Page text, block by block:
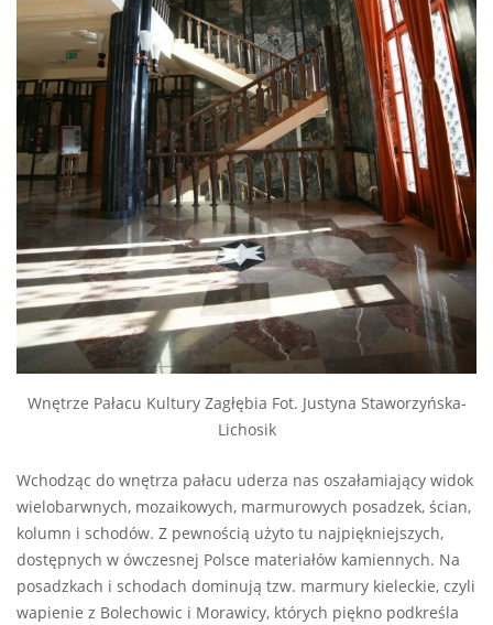
Wnętrze Pałacu Kultury Zagłębia Fot. Justyna Staworzyńska-
Lichosik
Wchodząc do wnętrza pałacu uderza nas oszałamiający widok
wielobarwnych, mozaikowych, marmurowych posadzek, ścian,
kolumn i schodów. Z pewnością użyto tu najpiękniejszych,
dostępnych w ówczesnej Polsce materiałów kamiennych. Na
posadzkach i schodach dominują tzw. marmury kieleckie, czyli
wapienie z Bolechowic i Morawicy, których piękno podkreśla